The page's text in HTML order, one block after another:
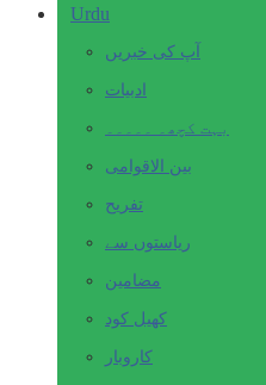
Urdu
آپ کی خبریں
ادبیات
بہت کچھ۔ ۔۔۔۔۔
بین الاقوامی
تفریح
ریاستوں سے
مضامین
کھیل کود
کاروبار